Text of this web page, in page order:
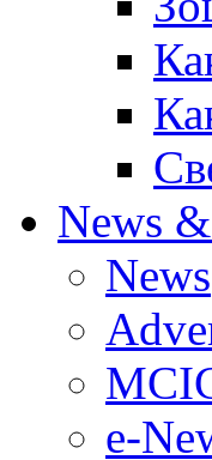
News
News
e-